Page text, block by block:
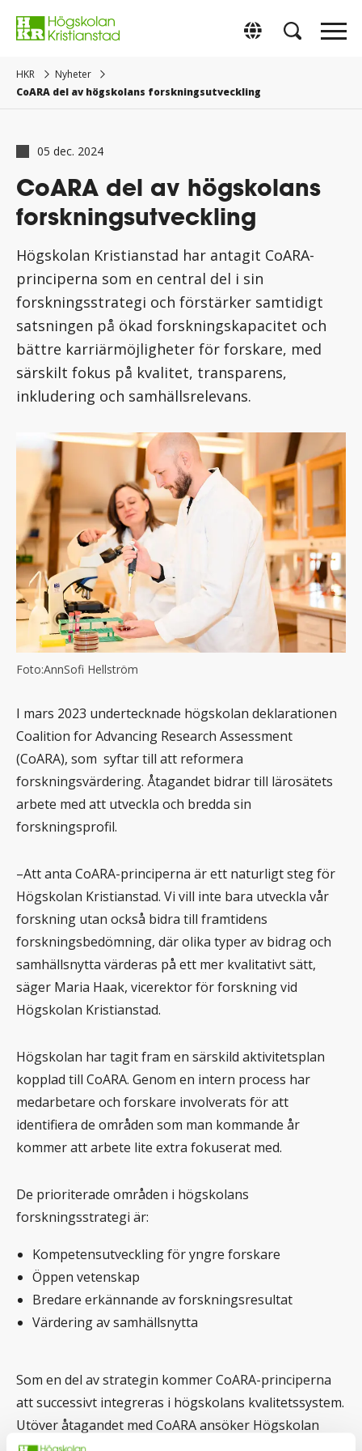
direkt
Switch to
HKR
Nyheter
CoARA del av högskolans forskningsutveckling
05 dec. 2024
CoARA del av högskolans
forskningsutveckling
Högskolan Kristianstad har antagit CoARA-
principerna som en central del i sin
forskningsstrategi och förstärker samtidigt
satsningen på ökad forskningskapacitet och
bättre karriärmöjligheter för forskare, med
särskilt fokus på kvalitet, transparens,
inkludering och samhällsrelevans.
Foto:AnnSofi Hellström
I mars 2023 undertecknade högskolan deklarationen
Coalition for Advancing Research Assessment
(CoARA), som syftar till att reformera
forskningsvärdering. Åtagandet bidrar till lärosätets
arbete med att utveckla och bredda sin
forskningsprofil.
–Att anta CoARA-principerna är ett naturligt steg för
Högskolan Kristianstad. Vi vill inte bara utveckla vår
forskning utan också bidra till framtidens
forskningsbedömning, där olika typer av bidrag och
samhällsnytta värderas på ett mer kvalitativt sätt,
säger Maria Haak, vicerektor för forskning vid
Högskolan Kristianstad.
Högskolan har tagit fram en särskild aktivitetsplan
kopplad till CoARA. Genom en intern process har
medarbetare och forskare involverats för att
identifiera de områden som man kommande år
kommer att arbete lite extra fokuserat med.
De prioriterade områden i högskolans
forskningsstrategi är:
Kompetensutveckling för yngre forskare
Öppen vetenskap
Bredare erkännande av forskningsresultat
Värdering av samhällsnytta
Som en del av strategin kommer CoARA-principerna
att successivt integreras i högskolans kvalitetssystem.
Utöver åtagandet med CoARA ansöker Högskolan